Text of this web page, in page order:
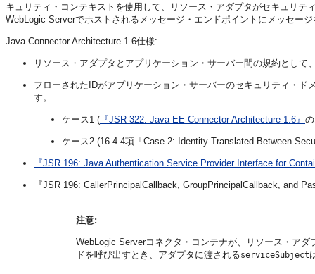
キュリティ・コンテキストを使用して、リソース・アダプタがセキュリテ
WebLogic Serverでホストされるメッセージ・エンドポイントにメッセー
Java Connector Architecture 1.6仕様:
リソース・アダプタとアプリケーション・サーバー間の規約として
フローされたIDがアプリケーション・サーバーのセキュリティ・
す。
ケース1 ( 『JSR 322: Java EE Connector Architecture 1.6』
ケース2 (16.4.4項「Case 2: Identity Translated Between
『JSR 196: Java Authentication Service Provider Interface for
『JSR 196: CallerPrincipalCallback, GroupPrincipalCallback, and
注意:
WebLogic Serverコネクタ・コンテナが、リソース・アダ
ドを呼び出すとき、アダプタに渡されるserviceSubject